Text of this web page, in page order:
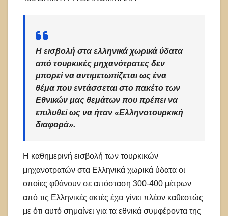
Η εισβολή στα ελληνικά χωρικά ύδατα
από τουρκικές μηχανότρατες δεν
μπορεί να αντιμετωπίζεται ως ένα
θέμα που εντάσσεται στο πακέτο των
Εθνικών μας θεμάτων που πρέπει να
επιλυθεί ως να ήταν «Ελληνοτουρκική
διαφορά».
Η καθημερινή εισβολή των τουρκικών
μηχανοτρατών στα Ελληνικά χωρικά ύδατα οι
οποίες φθάνουν σε απόσταση 300-400 μέτρων
από τις Ελληνικές ακτές έχει γίνει πλέον καθεστώς
με ότι αυτό σημαίνει για τα εθνικά συμφέροντα της